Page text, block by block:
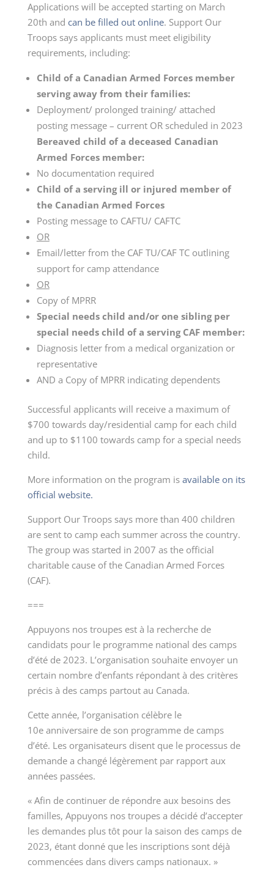
Applications will be accepted starting on March
20th and can be filled out online. Support Our
Troops says applicants must meet eligibility
requirements, including:
Child of a Canadian Armed Forces member
serving away from their families:
Deployment/ prolonged training/ attached
posting message – current OR scheduled in 2023
Bereaved child of a deceased Canadian
Armed Forces member:
No documentation required
Child of a serving ill or injured member of
the Canadian Armed Forces
Posting message to CAFTU/ CAFTC
OR
Email/letter from the CAF TU/CAF TC outlining
support for camp attendance
OR
Copy of MPRR
Special needs child and/or one sibling per
special needs child of a serving CAF member:
Diagnosis letter from a medical organization or
representative
AND a Copy of MPRR indicating dependents
Successful applicants will receive a maximum of
$700 towards day/residential camp for each child
and up to $1100 towards camp for a special needs
child.
More information on the program is available on its
official website.
Support Our Troops says more than 400 children
are sent to camp each summer across the country.
The group was started in 2007 as the official
charitable cause of the Canadian Armed Forces
(CAF).
===
Appuyons nos troupes est à la recherche de
candidats pour le programme national des camps
d’été de 2023. L’organisation souhaite envoyer un
certain nombre d’enfants répondant à des critères
précis à des camps partout au Canada.
Cette année, l’organisation célèbre le
10eanniversaire de son programme de camps
d’été. Les organisateurs disent que le processus de
demande a changé légèrement par rapport aux
années passées.
« Afin de continuer de répondre aux besoins des
familles, Appuyons nos troupes a décidé d’accepter
les demandes plus tôt pour la saison des camps de
2023, étant donné que les inscriptions sont déjà
commencées dans divers camps nationaux. »